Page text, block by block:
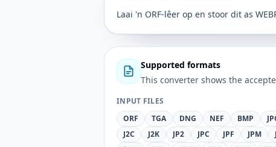
Laai 'n ORF-lêer op en stoor dit as
Supported formats
This converter shows the
INPUT FILES
ORF
TGA DNG NEF BMP
J2C
J2K JP2 JPC JPF JPM